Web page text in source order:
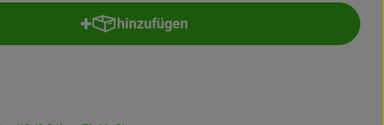
hinzufügen
Produkt zum Warenkorb hinzufügen